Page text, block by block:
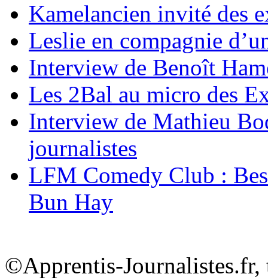
Kamelancien invité des
Leslie en compagnie
Interview de Benoît
Les 2Bal au micro des
Interview de Mathieu
journalistes
LFM Comedy Club :
Bun Hay
©Apprentis-